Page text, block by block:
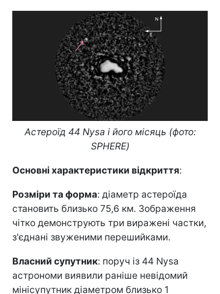
Астероїд 44 Nysa і його місяць (фото:
SPHERE)
Основні характеристики відкриття:
Розміри та форма: діаметр астероїда
становить близько 75,6 км. Зображення
чітко демонструють три виражені частки,
з'єднані звуженими перешийками.
Власний супутник: поруч із 44 Nysa
астрономи виявили раніше невідомий
мінісупутник діаметром близько 1